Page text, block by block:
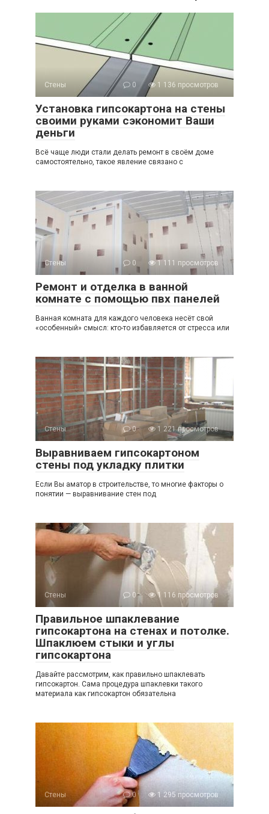
Стены 0 1 136 просмотров
Установка гипсокартона на стены
своими руками сэкономит Ваши
деньги
Всё чаще люди стали делать ремонт в своём доме
самостоятельно, такое явление связано с
Стены 0 1 111 просмотров
Ремонт и отделка в ванной
комнате с помощью пвх панелей
Ванная комната для каждого человека несёт свой
«особенный» смысл: кто-то избавляется от стресса или
Стены 0 1 221 просмотров
Выравниваем гипсокартоном
стены под укладку плитки
Если Вы аматор в строительстве, то многие факторы о
понятии — выравнивание стен под
Стены 0 1 116 просмотров
Правильное шпаклевание
гипсокартона на стенах и потолке.
Шпаклюем стыки и углы
гипсокартона
Давайте рассмотрим, как правильно шпаклевать
гипсокартон. Сама процедура шпаклевки такого
материала как гипсокартон обязательна
Стены 0 1 295 просмотров